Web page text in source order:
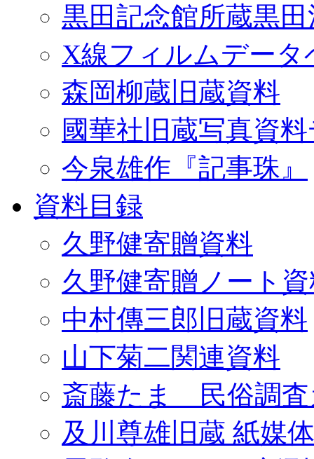
黒田記念館所蔵黒
X線フィルムデータ
森岡柳蔵旧蔵資料
國華社旧蔵写真資
今泉雄作『記事珠』
資料目録
久野健寄贈資料
久野健寄贈ノート
中村傳三郎旧蔵資料
山下菊二関連資料
斎藤たま 民俗調査
及川尊雄旧蔵 紙媒